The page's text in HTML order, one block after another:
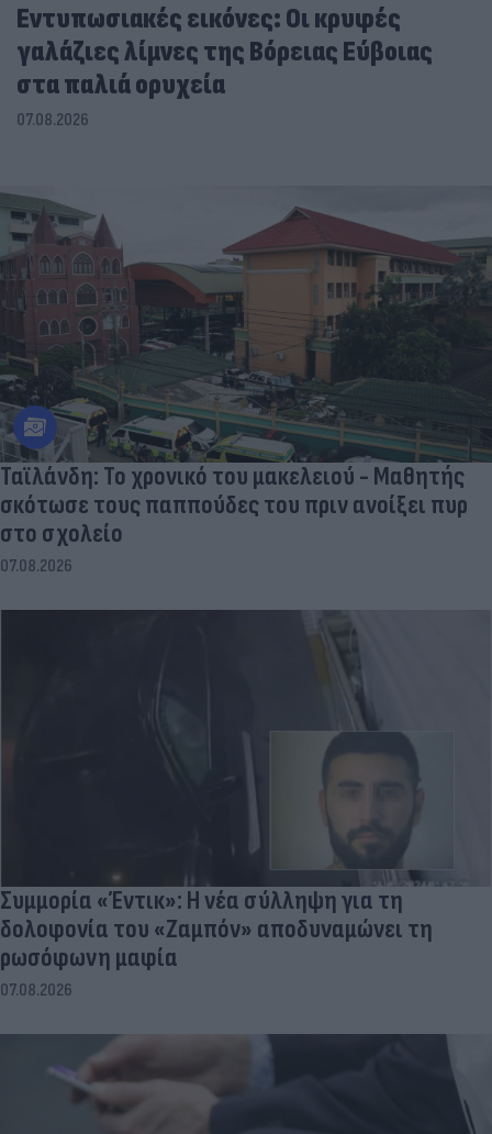
Εντυπωσιακές εικόνες: Οι κρυφές
γαλάζιες λίμνες της Βόρειας Εύβοιας
στα παλιά ορυχεία
07.08.2026
Ταϊλάνδη: Το χρονικό του μακελειού - Μαθητής
σκότωσε τους παππούδες του πριν ανοίξει πυρ
στο σχολείο
07.08.2026
Συμμορία «Έντικ»: Η νέα σύλληψη για τη
δολοφονία του «Ζαμπόν» αποδυναμώνει τη
ρωσόφωνη μαφία
07.08.2026